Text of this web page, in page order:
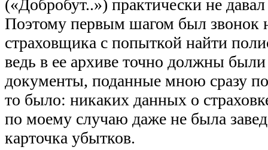
(«Добробут..») практически не
Поэтому первым шагом был звонок
страховщика с попыткой найти
ведь в ее архиве точно должны были
документы, поданные мною сразу
то было: никаких данных о
по моему случаю даже не была
карточка убытков.